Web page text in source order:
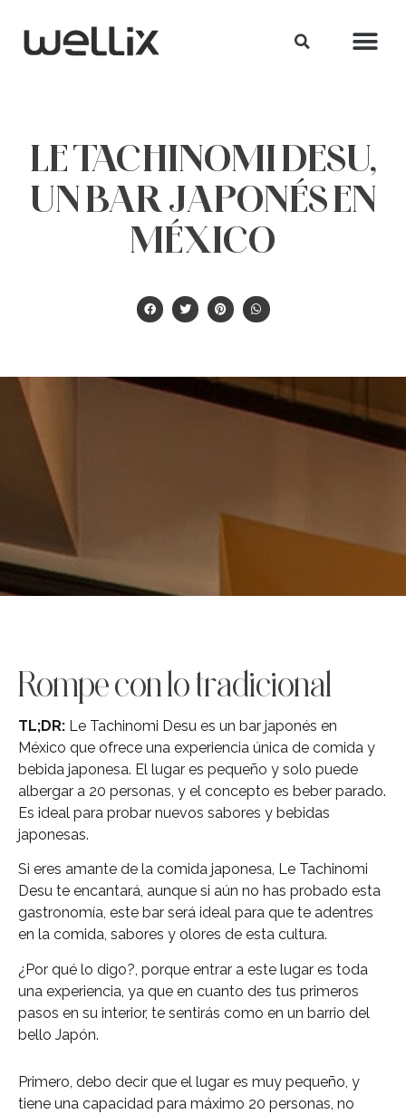
LE TACHINOMI DESU,
UN BAR JAPONÉS EN
MÉXICO
Rompe con lo tradicional
TL;DR: Le Tachinomi Desu es un bar japonés en
México que ofrece una experiencia única de comida y
bebida japonesa. El lugar es pequeño y solo puede
albergar a 20 personas, y el concepto es beber parado.
Es ideal para probar nuevos sabores y bebidas
japonesas.
Si eres amante de la comida japonesa, Le Tachinomi
Desu te encantará, aunque si aún no has probado esta
gastronomía, este bar será ideal para que te adentres
en la comida, sabores y olores de esta cultura.
¿Por qué lo digo?, porque entrar a este lugar es toda
una experiencia, ya que en cuanto des tus primeros
pasos en su interior, te sentirás como en un barrio del
bello Japón.
Primero, debo decir que el lugar es muy pequeño, y
tiene una capacidad para máximo 20 personas, no